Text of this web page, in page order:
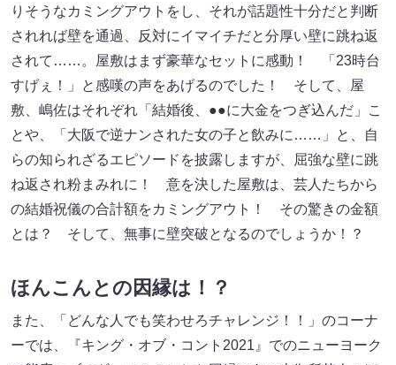
りそうなカミングアウトをし、それが話題性十分だと判断
されれば壁を通過、反対にイマイチだと分厚い壁に跳ね返
されて……。屋敷はまず豪華なセットに感動！ 「23時台
すげぇ！」と感嘆の声をあげるのでした！ そして、屋
敷、嶋佐はそれぞれ「結婚後、●●に大金をつぎ込んだ」こ
とや、「大阪で逆ナンされた女の子と飲みに……」と、自
らの知られざるエピソードを披露しますが、屈強な壁に跳
ね返され粉まみれに！ 意を決した屋敷は、芸人たちから
の結婚祝儀の合計額をカミングアウト！ その驚きの金額
とは？ そして、無事に壁突破となるのでしょうか！？
ほんこんとの因縁は！？
また、「どんな人でも笑わせろチャレンジ！！」のコーナ
ーでは、『キング・オブ・コント2021』でのニューヨーク